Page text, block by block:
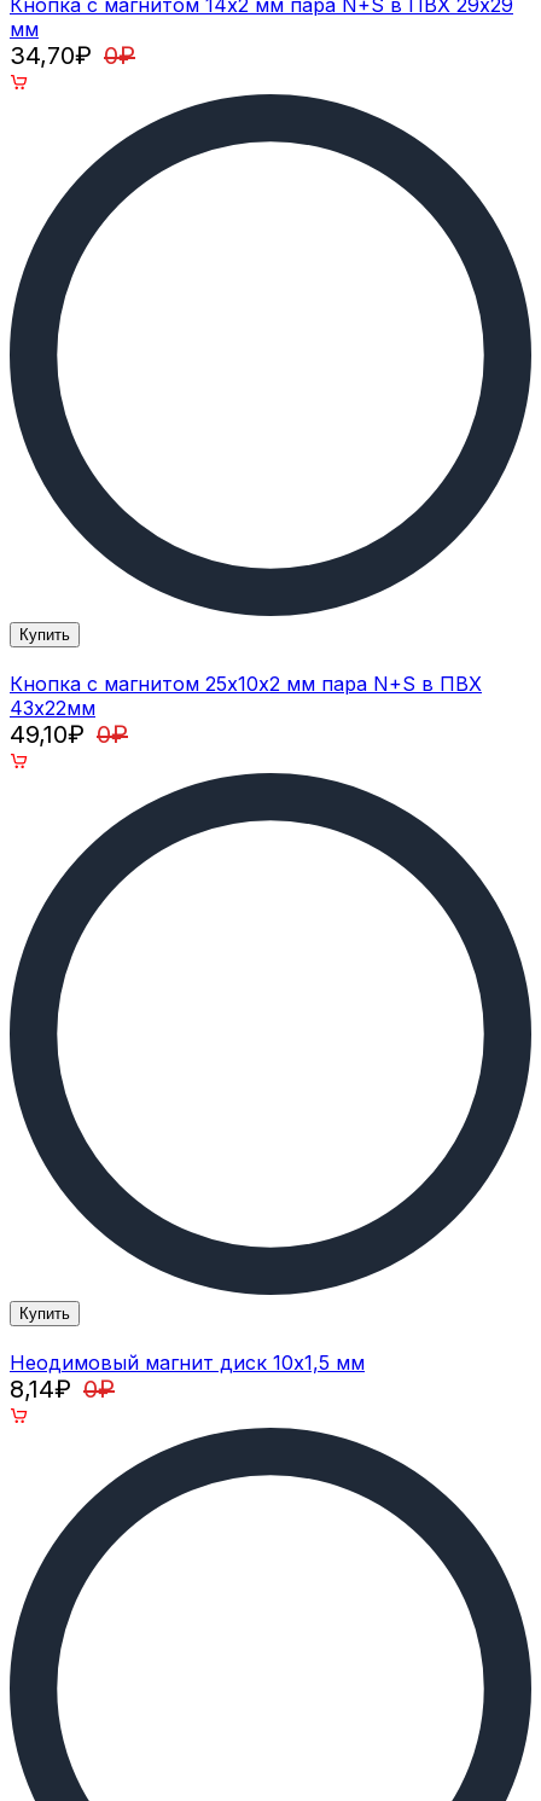
Кнопка с магнитом 14х2 мм пара N+S в ПВХ 29х29
мм
34,70₽ 0₽
Купить
Кнопка с магнитом 25х10х2 мм пара N+S в ПВХ
43х22мм
49,10₽ 0₽
Купить
Неодимовый магнит диск 10х1,5 мм
8,14₽ 0₽